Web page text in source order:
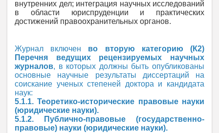
внутренних дел; интеграция научных исследований
в области юриспруденции и практических
достижений правоохранительных органов.
Журнал включен во вторую категорию (К2)
Перечня ведущих рецензируемых научных
журналов, в которых должны быть опубликованы
основные научные результаты диссертаций на
соискание ученых степеней доктора и кандидата
наук:
5.1.1. Теоретико-исторические правовые науки
(юридические науки).
5.1.2. Публично-правовые (государственно-
правовые) науки (юридические науки).